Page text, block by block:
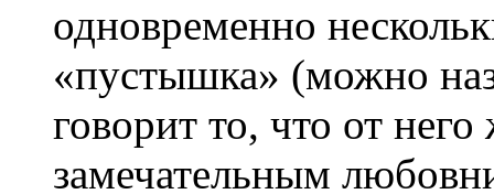
одновременно
«пустышка» (можно
говорит то, что от
замечательным